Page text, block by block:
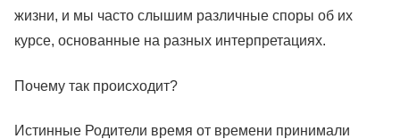
жизни, и мы часто слышим различные споры об их
курсе, основанные на разных интерпретациях.
Почему так происходит?
Истинные Родители время от времени принимали